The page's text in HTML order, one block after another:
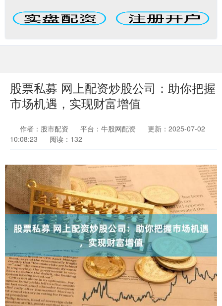
股票私募 网上配资炒股公司：助你把握
市场机遇，实现财富增值
作者：股市配资 平台：牛股网配资
更新：2025-07-02
10:08:23
阅读：132